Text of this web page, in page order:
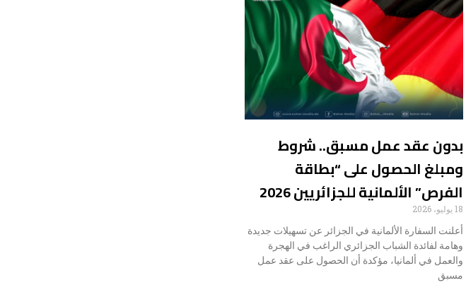
بدون عقد عمل مسبق.. شروط
ومبلغ الحصول على “بطاقة
الفرص” الألمانية للجزائريين 2026
18 يوليو، 2026
أعلنت السفارة الألمانية في الجزائر عن تسهيلات جديدة
وهامة لفائدة الشباب الجزائري الراغب في الهجرة
والعمل في ألمانيا، مؤكدة أن الحصول على عقد عمل
مسبق